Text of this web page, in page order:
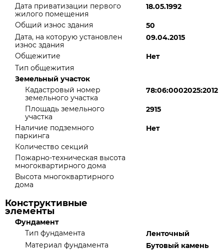
Дата приватизации первого
жилого помещения
18.05.1992
Общий износ здания
50
Дата, на которую установлен
износ здания
09.04.2015
Общежитие
Нет
Тип общежития
Земельный участок
Кадастровый номер
земельного участка
78:06:0002025:2012
Площадь земельного
участка
2915
Наличие подземного
паркинга
Нет
Количество секций
Пожарно-техническая высота
многоквартирного дома
Высота многоквартирного
дома
Конструктивные
элементы
Фундамент
Тип фундамента
Ленточный
Материал фундамента
Бутовый камень